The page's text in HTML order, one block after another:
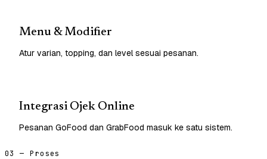
Menu & Modifier
Atur varian, topping, dan level sesuai pesanan.
Integrasi Ojek Online
Pesanan GoFood dan GrabFood masuk ke satu sistem.
03 — Proses